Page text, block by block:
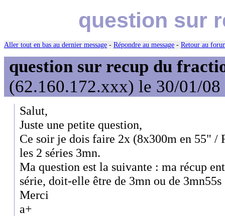
question sur
Aller tout en bas au dernier message - Répondre au message - Retour au
question sur recup du
(62.160.172.xxx) le 30/01/08
Salut,
Juste une petite question,
Ce soir je dois faire 2x (8x300m en 55" /
les 2 séries 3mn.
Ma question est la suivante : ma récup
série, doit-elle être de 3mn ou de 3mn55s
Merci
a+